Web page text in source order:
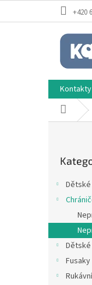
+420
Kontakty
Domů
Fusaky